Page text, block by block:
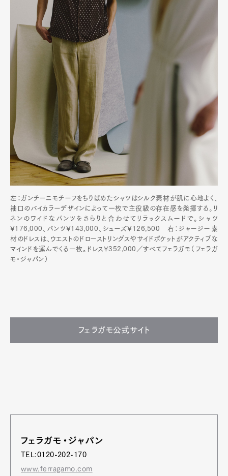
左：ガンチーニモチーフをちりばめたシャツはシルク素材が肌に心地よく、
袖口のバイカラーデザインによって一枚で主役級の存在感を発揮する。リ
ネンのワイドなパンツをさらりと合わせてリラックスムードで。シャツ
¥176,000、パンツ¥143,000、シューズ¥126,500 右：ジャージー素
材のドレスは、ウエストのドローストリングスやサイドポケットがアクティブな
マインドを運んでくる一枚。ドレス¥352,000／すべてフェラガモ（フェラガ
モ・ジャパン）
フェラガモ公式サイト
フェラガモ・ジャパン
TEL:0120-202-170
www.ferragamo.com